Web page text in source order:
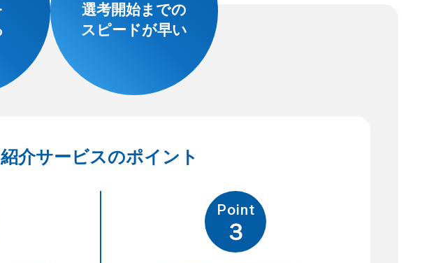
選考開始までの
スピードが早い
介サービスのポイント
Point
３